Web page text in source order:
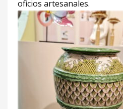
oficios artesanales.